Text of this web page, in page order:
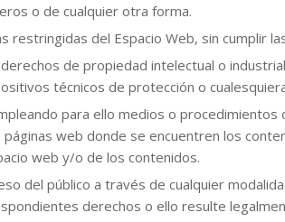
o de cualquier otra forma.
del Espacio Web, sin cumplir
de propiedad intelectual o
técnicos de protección o
para ello medios o
web donde se encuentren los
web y/o de los contenidos.
del público a través de cualquier
derechos o ello resulte